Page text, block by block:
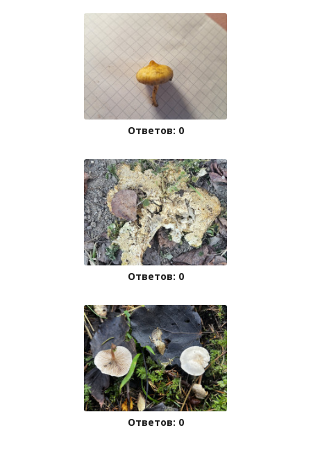
Ответов: 0
Ответов: 0
Ответов: 0